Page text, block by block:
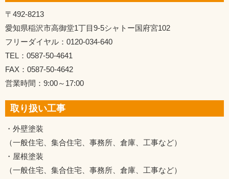
〒492-8213
愛知県稲沢市高御堂1丁目9-5シャトー国府宮102
フリーダイヤル：0120-034-640
TEL：0587-50-4641
FAX：0587-50-4642
営業時間：9:00～17:00
取り扱い工事
・外壁塗装
（一般住宅、集合住宅、事務所、倉庫、工事など）
・屋根塗装
（一般住宅、集合住宅、事務所、倉庫、工事など）